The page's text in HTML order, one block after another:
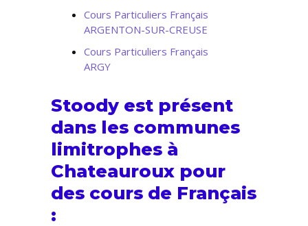
Cours Particuliers Français
ARGENTON-SUR-CREUSE
Cours Particuliers Français
ARGY
Stoody est présent
dans les communes
limitrophes à
Chateauroux pour
des cours de Français
: